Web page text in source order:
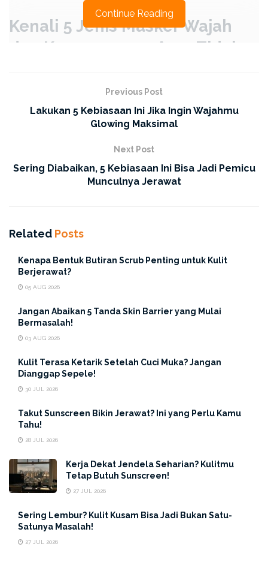
Kenali 5 Jenis Masker Wajah
dan Kegunaannya Agar Tidak
Buat kamu yang memiliki kulit berminyak, kamu bisa
coba masker yang satu ini. Soalnya, jenis masker ini
dapat menyerap minyak berlebih serta kotoran dari pori-
wajah secara mendalam lho,girls . Agar wajah kamu tidak
iritasi, pastikan untuk tidak mendiamkan masker terlalu
15 menit saja. Setelah dibilas, gunakan pelembap juga ya
agar kulit kamu tidak kering.
2. Sheet Mask
Continue Reading
Previous Post
Lakukan 5 Kebiasaan Ini Jika Ingin Wajahmu
Glowing Maksimal
Next Post
Sering Diabaikan, 5 Kebiasaan Ini Bisa Jadi Pemicu
Munculnya Jerawat
Related Posts
Kenapa Bentuk Butiran Scrub Penting untuk Kulit
Berjerawat?
05 AUG 2026
Jangan Abaikan 5 Tanda Skin Barrier yang Mulai
Bermasalah!
03 AUG 2026
Kulit Terasa Ketarik Setelah Cuci Muka? Jangan
Dianggap Sepele!
30 JUL 2026
Takut Sunscreen Bikin Jerawat? Ini yang Perlu Kamu
Tahu!
28 JUL 2026
Kerja Dekat Jendela Seharian? Kulitmu
Tetap Butuh Sunscreen!
27 JUL 2026
Sering Lembur? Kulit Kusam Bisa Jadi Bukan Satu-
Satunya Masalah!
27 JUL 2026